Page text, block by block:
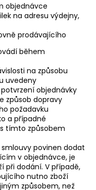
objednávce
na adresu výdejny,
prodávajícího
během
na způsobu
uvedeny
objednávky
způsob dopravy
požadavku
a případné
tímto způsobem
povinen dodat
v objednávce, je
při dodání. V případě,
nutno zboží
způsobem, než